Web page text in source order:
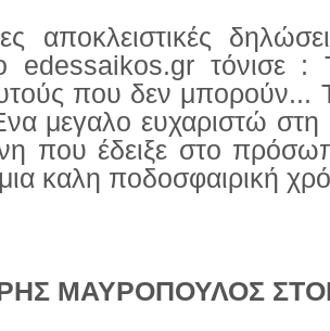
αποκλειστικές
edessaikos.gr τόνισε :
που δεν μπορούν...
μεγαλο ευχαριστώ στη
που έδειξε στο
καλη ποδοσφαιρική
ΜΑΥΡΟΠΟΥΛΟΣ